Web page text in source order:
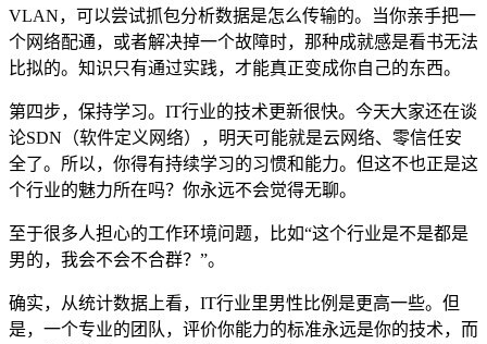
VLAN，可以尝试抓包分析数据是怎么传输的。当你亲手把一
个网络配通，或者解决掉一个故障时，那种成就感是看书无法
比拟的。知识只有通过实践，才能真正变成你自己的东西。
第四步，保持学习。IT行业的技术更新很快。今天大家还在谈
论SDN（软件定义网络），明天可能就是云网络、零信任安
全了。所以，你得有持续学习的习惯和能力。但这不也正是这
个行业的魅力所在吗？你永远不会觉得无聊。
至于很多人担心的工作环境问题，比如“这个行业是不是都是
男的，我会不会不合群？”。
确实，从统计数据上看，IT行业里男性比例是更高一些。但
是，一个专业的团队，评价你能力的标准永远是你的技术，而